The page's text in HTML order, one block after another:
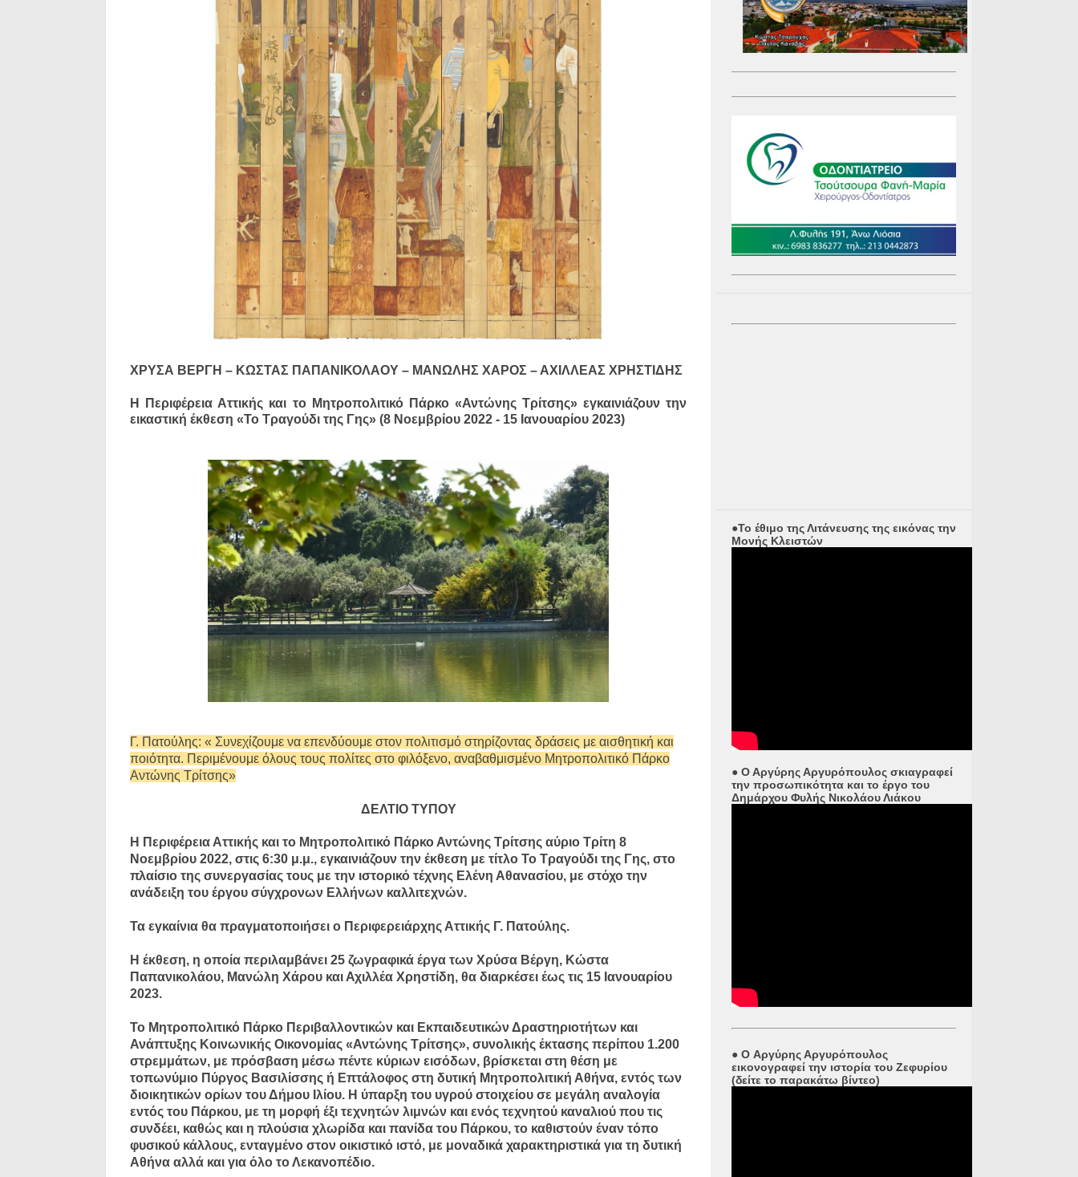
ΧΡΥΣΑ ΒΕΡΓΗ – ΚΩΣΤΑΣ ΠΑΠΑΝΙΚΟΛΑΟΥ – ΜΑΝΩΛΗΣ ΧΑΡΟΣ – ΑΧΙΛΛΕΑΣ ΧΡΗΣΤΙΔΗΣ
H Περιφέρεια Αττικής και το Μητροπολιτικό Πάρκο «Αντώνης Τρίτσης» εγκαινιάζουν την
εικαστική έκθεση «Το Τραγούδι της Γης» (8 Νοεμβρίου 2022 - 15 Ιανουαρίου 2023)
Γ. Πατούλης: « Συνεχίζουμε να επενδύουμε στον πολιτισμό στηρίζοντας δράσεις με αισθητική και
ποιότητα. Περιμένουμε όλους τους πολίτες στο φιλόξενο, αναβαθμισμένο Μητροπολιτικό Πάρκο
Αντώνης Τρίτσης»
ΔΕΛΤΙΟ ΤΥΠΟΥ
Η Περιφέρεια Αττικής και το Μητροπολιτικό Πάρκο Αντώνης Τρίτσης αύριο Τρίτη 8
Νοεμβρίου 2022, στις 6:30 μ.μ., εγκαινιάζουν την έκθεση με τίτλο Το Τραγούδι της Γης, στo
πλαίσιo της συνεργασίας τους με την ιστορικό τέχνης Ελένη Αθανασίου, με στόχο την
ανάδειξη του έργου σύγχρονων Ελλήνων καλλιτεχνών.
Τα εγκαίνια θα πραγματοποιήσει ο Περιφερειάρχης Αττικής Γ. Πατούλης.
Η έκθεση, η οποία περιλαμβάνει 25 ζωγραφικά έργα των Χρύσα Βέργη, Κώστα
Παπανικολάου, Μανώλη Χάρου και Αχιλλέα Χρηστίδη, θα διαρκέσει έως τις 15 Ιανουαρίου
2023.
Το Μητροπολιτικό Πάρκο Περιβαλλοντικών και Εκπαιδευτικών Δραστηριοτήτων και
Ανάπτυξης Κοινωνικής Οικονομίας «Αντώνης Τρίτσης», συνολικής έκτασης περίπου 1.200
στρεμμάτων, με πρόσβαση μέσω πέντε κύριων εισόδων, βρίσκεται στη θέση με
τοπωνύμιο Πύργος Βασιλίσσης ή Επτάλοφος στη δυτική Μητροπολιτική Αθήνα, εντός των
διοικητικών ορίων του Δήμου Ιλίου. Η ύπαρξη του υγρού στοιχείου σε μεγάλη αναλογία
εντός του Πάρκου, με τη μορφή έξι τεχνητών λιμνών και ενός τεχνητού καναλιού που τις
συνδέει, καθώς και η πλούσια χλωρίδα και πανίδα του Πάρκου, το καθιστούν έναν τόπο
φυσικού κάλλους, ενταγμένο στον οικιστικό ιστό, με μοναδικά χαρακτηριστικά για τη δυτική
Αθήνα αλλά και για όλο το Λεκανοπέδιο.
●Το έθιμο της Λιτάνευσης της εικόνας την
Μονής Κλειστών
● Ο Αργύρης Αργυρόπουλος σκιαγραφεί
την προσωπικότητα και το έργο του
Δημάρχου Φυλής Νικολάου Λιάκου
● O Αργύρης Αργυρόπουλος
εικονογραφεί την ιστορία του Ζεφυρίου
(δείτε το παρακάτω βίντεο)